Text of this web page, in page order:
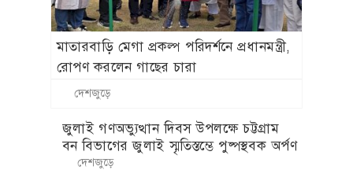
মাতারবাড়ি মেগা প্রকল্প পরিদর্শনে প্রধানমন্ত্রী,
রোপণ করলেন গাছের চারা
দেশজুড়ে
জুলাই গণঅভ্যুত্থান দিবস উপলক্ষে চট্টগ্রাম
বন বিভাগের জুলাই স্মৃতিস্তম্ভে পুষ্পস্থবক অর্পণ
দেশজুড়ে